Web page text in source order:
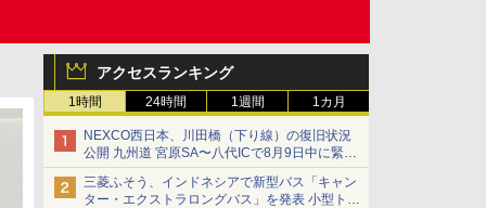
アクセスランキング
1時間 24時間 1週間 1カ月
NEXCO西日本、川田橋（下り線）の復旧状況
公開 九州道 宮原SA〜八代ICで8月9日中に緊急
車両を通行可能に
三菱ふそう、インドネシアで新型バス「キャン
ター・エクストラロングバス」を発表 小型トラ